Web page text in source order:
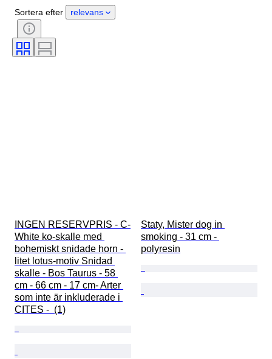
Certifiering
Teknik
Signatur
Urverk
Odlingsstil
Sortera efter relevans
INGEN RESERVPRIS - C-
White ko-skalle med
bohemiskt snidade horn -
litet lotus-motiv Snidad
skalle - Bos Taurus - 58
cm - 66 cm - 17 cm- Arter
som inte är inkluderade i
CITES -  (1)
Staty, Mister dog in
smoking - 31 cm -
polyresin